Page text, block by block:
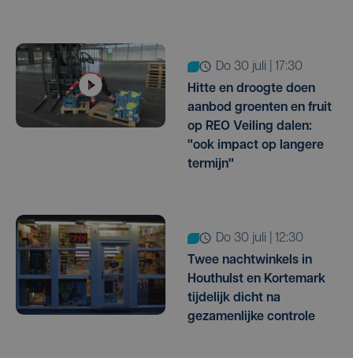
do 30 juli | 17:30
Hitte en droogte doen
aanbod groenten en fruit
op REO Veiling dalen:
"ook impact op langere
termijn"
do 30 juli | 12:30
Twee nachtwinkels in
Houthulst en Kortemark
tijdelijk dicht na
gezamenlijke controle